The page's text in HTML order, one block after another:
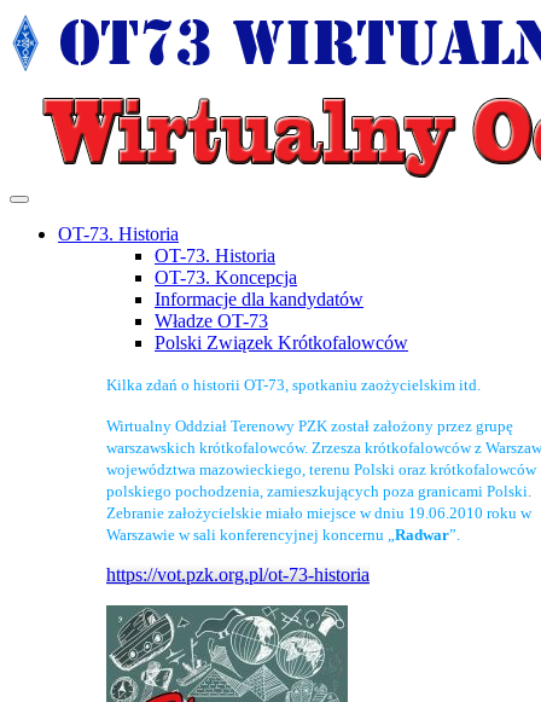
OT-73. Historia
OT-73. Historia
OT-73. Koncepcja
Informacje dla kandydatów
Władze OT-73
Polski Związek Krótkofalowców
Kilka zdań o historii OT-73, spotkaniu zaożycielskim itd.
Wirtualny Oddział Terenowy PZK został założony przez grupę
warszawskich krótkofalowców. Zrzesza krótkofalowców z
województwa mazowieckiego, terenu Polski oraz krótkofalowców
polskiego pochodzenia, zamieszkujących poza granicami Polski.
Zebranie założycielskie miało miejsce w dniu 19.06.2010 roku w
Warszawie w sali konferencyjnej koncernu „Radwar”.
https://vot.pzk.org.pl/ot-73-historia